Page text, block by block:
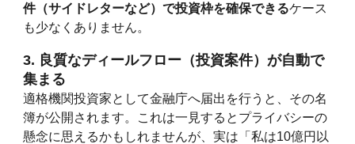
件（サイドレターなど）で投資枠を確保できるケース
も少なくありません。
3. 良質なディールフロー（投資案件）が自動で
集まる
適格機関投資家として金融庁へ届出を行うと、その名
簿が公開されます。これは一見するとプライバシーの
懸念に思えるかもしれませんが、実は「私は10億円以